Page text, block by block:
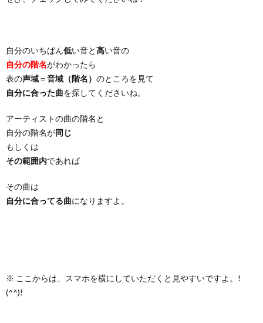
自分のいちばん低い音と高い音の
自分の階名がわかったら
表の声域＝音域（階名） のところを見て
自分に合った曲を探してくださいね。
アーティストの曲の階名と
自分の階名が同じ
もしくは
その範囲内であれば
その曲は
自分に合ってる曲になりますよ。
※ ここからは、スマホを横にしていただくと見やすいですよ。!
(^^)!